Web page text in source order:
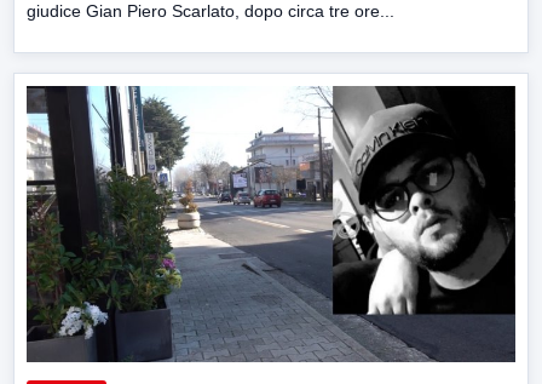
giudice Gian Piero Scarlato, dopo circa tre ore...